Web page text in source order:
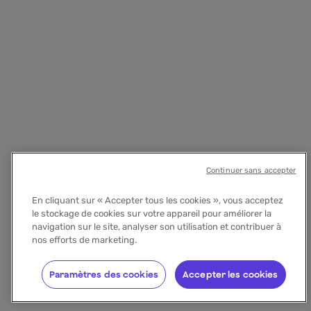
En cliquant sur « Accepter tous les cookies », vous acceptez
le stockage de cookies sur votre appareil pour améliorer la
navigation sur le site, analyser son utilisation et contribuer à
nos efforts de marketing.
Accepter les cookies
Paramètres des cookies
Continuer sans accepter